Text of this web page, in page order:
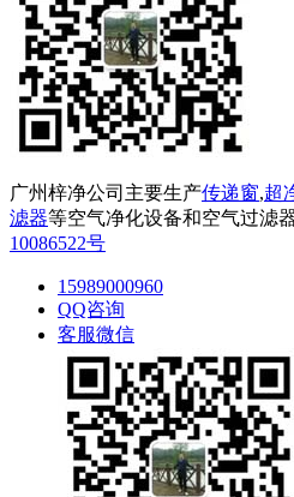
广州梓净公司主要生产传递窗,超
滤器等空气净化设备和空气过滤器
10086522号
15989000960
QQ咨询
客服微信